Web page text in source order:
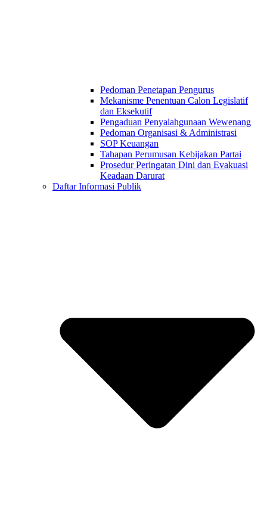
Pedoman Penetapan Pengurus
Mekanisme Penentuan Calon Legislatif
dan Eksekutif
Pengaduan Penyalahgunaan Wewenang
Pedoman Organisasi & Administrasi
SOP Keuangan
Tahapan Perumusan Kebijakan Partai
Prosedur Peringatan Dini dan Evakuasi
Keadaan Darurat
Daftar Informasi Publik